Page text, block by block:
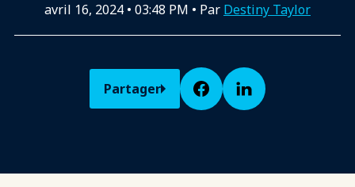
avril 16, 2024 • 03:48 PM • Par Destiny Taylor
Partager